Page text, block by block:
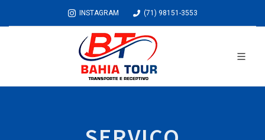
INSTAGRAM (71) 98151-3553